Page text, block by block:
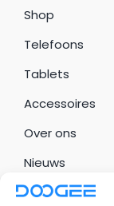
Shop
Telefoons
Tablets
Accessoires
Over ons
Nieuws